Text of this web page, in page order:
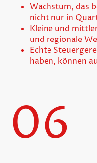
Wachstum, das
nicht nur in
Kleine und
und regionale
Echte
haben, können
06